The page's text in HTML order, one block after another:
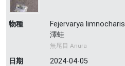
物種
Fejervarya limnocharis
澤蛙
無尾目 Anura
日期
2024-04-05